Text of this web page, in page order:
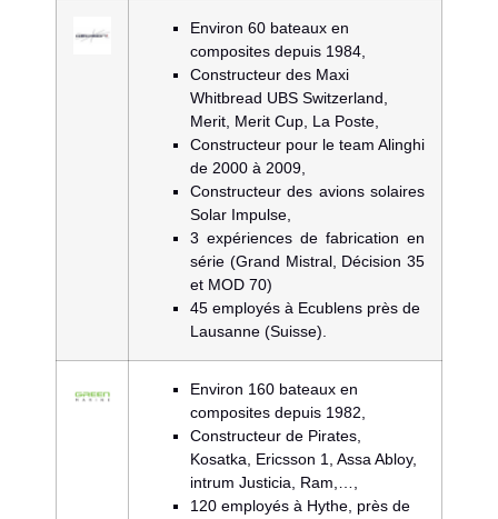
Environ 60 bateaux en
composites depuis 1984,
Constructeur des Maxi
Whitbread UBS Switzerland,
Merit, Merit Cup, La Poste,
Constructeur pour le team Alinghi
de 2000 à 2009,
Constructeur des avions solaires
Solar Impulse,
3 expériences de fabrication en
série (Grand Mistral, Décision 35
et MOD 70)
45 employés à Ecublens près de
Lausanne (Suisse).
Environ 160 bateaux en
composites depuis 1982,
Constructeur de Pirates,
Kosatka, Ericsson 1, Assa Abloy,
intrum Justicia, Ram,…,
120 employés à Hythe, près de